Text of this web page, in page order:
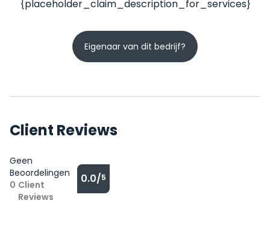
{placeholder_claim_description_for_services}
Eigenaar van dit bedrijf?
Client Reviews
Geen
Beoordelingen
0 Client
Reviews
0.0/5